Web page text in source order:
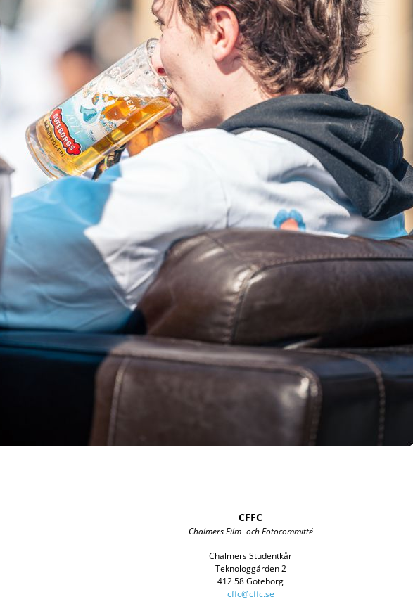
CFFC
Chalmers Film- och Fotocommitté
Chalmers Studentkår
Teknologgården 2
412 58 Göteborg
cffc@cffc.se